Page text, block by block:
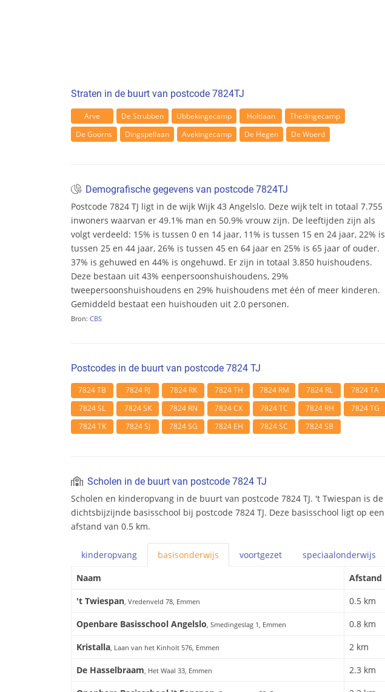
Straten in de buurt van postcode 7824TJ
Arve De Strubben Ubbekingecamp Holtlaan
Thedingecamp
De Goorns
Dingspellaan Avekingecamp De Hegen De Woerd
Demografische gegevens van postcode 7824TJ
Postcode 7824 TJ ligt in de wijk Wijk 43 Angelslo. Deze wijk telt in totaal 7.755
inwoners waarvan er 49.1% man en 50.9% vrouw zijn. De leeftijden zijn als
volgt verdeeld: 15% is tussen 0 en 14 jaar, 11% is tussen 15 en 24 jaar, 22% is
tussen 25 en 44 jaar, 26% is tussen 45 en 64 jaar en 25% is 65 jaar of ouder.
37% is gehuwed en 44% is ongehuwd. Er zijn in totaal 3.850 huishoudens.
Deze bestaan uit 43% eenpersoonshuishoudens, 29%
tweepersoonshuishoudens en 29% huishoudens met één of meer kinderen.
Gemiddeld bestaat een huishouden uit 2.0 personen.
Bron: CBS
Postcodes in de buurt van postcode 7824 TJ
7824 TB 7824 RJ 7824 RK 7824 TH 7824 RM 7824 RL
7824 TA
7824 SL
7824 SK 7824 RN 7824 CX 7824 TC 7824 RH
7824 TG
7824 TK
7824 SJ 7824 SG 7824 EH 7824 SC 7824 SB
Scholen in de buurt van postcode 7824 TJ
Scholen en kinderopvang in de buurt van postcode 7824 TJ. 't Twiespan is de
dichtsbijzijnde basisschool bij postcode 7824 TJ. Deze basisschool ligt op een
afstand van 0.5 km.
kinderopvang basisonderwijs voortgezet speciaalonderwijs
Naam
Afstand
't Twiespan, Vredenveld 78, Emmen
0.5 km
Openbare Basisschool Angelslo, Smedingeslag 1, Emmen
0.8 km
Kristalla, Laan van het Kinholt 576, Emmen
2 km
De Hasselbraam, Het Waal 33, Emmen
2.3 km